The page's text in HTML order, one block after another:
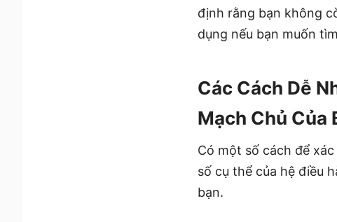
định rằng bạn không
dụng nếu bạn muốn
Các Cách Dễ
Mạch Chủ Của
Có một số cách để
số cụ thể của hệ điều
bạn.